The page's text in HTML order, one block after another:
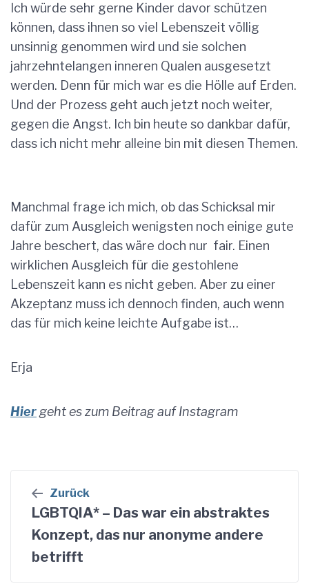
Ich würde sehr gerne Kinder davor schützen
können, dass ihnen so viel Lebenszeit völlig
unsinnig genommen wird und sie solchen
jahrzehntelangen inneren Qualen ausgesetzt
werden. Denn für mich war es die Hölle auf Erden.
Und der Prozess geht auch jetzt noch weiter,
gegen die Angst. Ich bin heute so dankbar dafür,
dass ich nicht mehr alleine bin mit diesen Themen.
Manchmal frage ich mich, ob das Schicksal mir
dafür zum Ausgleich wenigsten noch einige gute
Jahre beschert, das wäre doch nur fair. Einen
wirklichen Ausgleich für die gestohlene
Lebenszeit kann es nicht geben. Aber zu einer
Akzeptanz muss ich dennoch finden, auch wenn
das für mich keine leichte Aufgabe ist…
Erja
Hiergeht es zum Beitrag auf Instagram
Zurück
LGBTQIA* – Das war ein abstraktes
Konzept, das nur anonyme andere
betrifft